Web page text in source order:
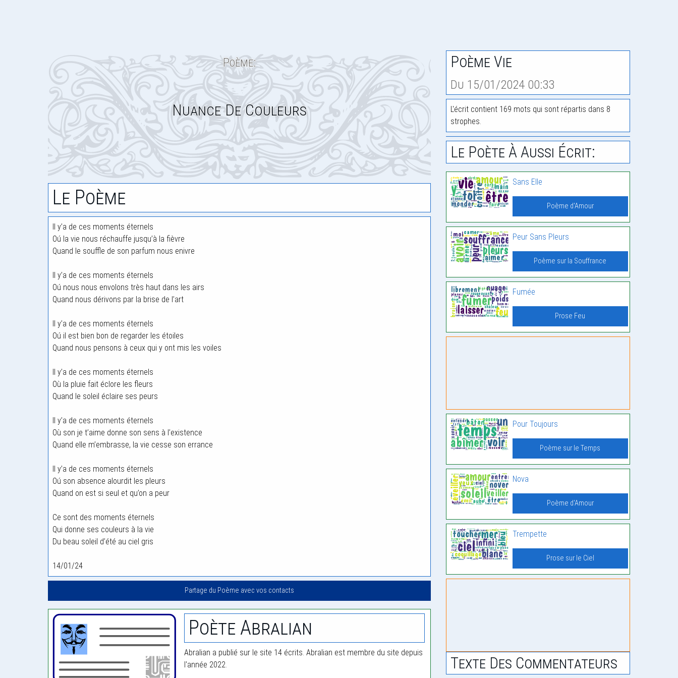
Poème:
Nuance De Couleurs
Le Poème
Il y’a de ces moments éternels
Oú la vie nous réchauffe jusqu’à la fièvre
Quand le souffle de son parfum nous enivre
Il y’a de ces moments éternels
Oú nous nous envolons très haut dans les airs
Quand nous dérivons par la brise de l’art
Il y’a de ces moments éternels
Oú il est bien bon de regarder les étoiles
Quand nous pensons à ceux qui y ont mis les voiles
Il y’a de ces moments éternels
Où la pluie fait éclore les fleurs
Quand le soleil éclaire ses peurs
Il y’a de ces moments éternels
Où son je t’aime donne son sens à l’existence
Quand elle m’embrasse, la vie cesse son errance
Il y’a de ces moments éternels
Oú son absence alourdit les pleurs
Quand on est si seul et qu’on a peur
Ce sont des moments éternels
Qui donne ses couleurs à la vie
Du beau soleil d’été au ciel gris
14/01/24
Partage du Poème avec vos contacts
Poète Abralian
Abralian a publié sur le site 14 écrits. Abralian est membre du site depuis
l'année 2022.
Poème Vie
Du 15/01/2024 00:33
L'écrit contient 169 mots qui sont répartis dans 8
strophes.
Le Poète À Aussi Écrit:
Sans Elle
Poème d'Amour
Peur Sans Pleurs
Poème sur la Souffrance
Fumée
Prose Feu
Pour Toujours
Poème sur le Temps
Nova
Poème d'Amour
Trempette
Prose sur le Ciel
Texte Des Commentateurs